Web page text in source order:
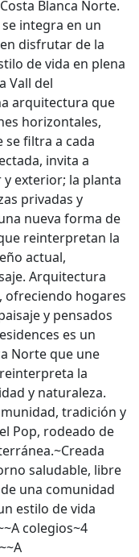
Blanca Norte.
integra en un
disfrutar de la
de vida en plena
Vall del
arquitectura que
horizontales,
se filtra a cada
invita a
exterior; la planta
privadas y
nueva forma de
reinterpretan la
actual,
Arquitectura
ofreciendo hogares
y pensados
es un
Norte que une
la
y naturaleza.
tradición y
Pop, rodeado de
saludable, libre
una comunidad
estilo de vida
colegios~4